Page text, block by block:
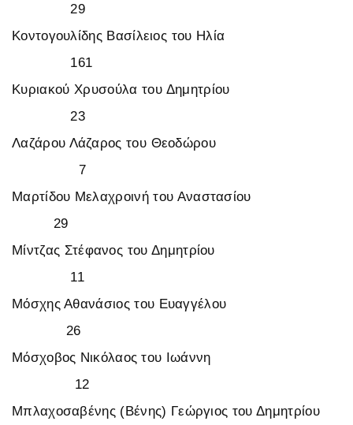
29
Κοντογουλίδης Βασίλειος του Ηλία
161
Κυριακού Χρυσούλα του Δημητρίου
23
Λαζάρου Λάζαρος του Θεοδώρου
7
Μαρτίδου Μελαχροινή του Αναστασίου
29
Μίντζας Στέφανος του Δημητρίου
11
Μόσχης Αθανάσιος του Ευαγγέλου
26
Μόσχοβος Νικόλαος του Ιωάννη
12
Μπλαχοσαβένης (Βένης) Γεώργιος του Δημητρίου